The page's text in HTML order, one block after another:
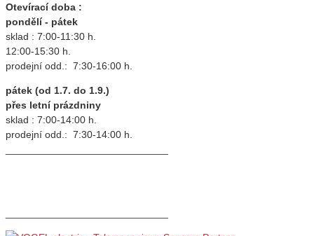
Otevírací doba :
pondělí - pátek
sklad : 7:00-11:30 h.
12:00-15:30 h.
prodejní odd.: 7:30-16:00 h.
pátek (od 1.7. do 1.9.)
přes letní prázdniny
sklad : 7:00-14:00 h.
prodejní odd.: 7:30-14:00 h.